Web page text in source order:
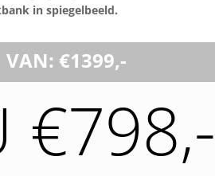
in spiegelbeeld.
VAN: €1399,-
€798,-